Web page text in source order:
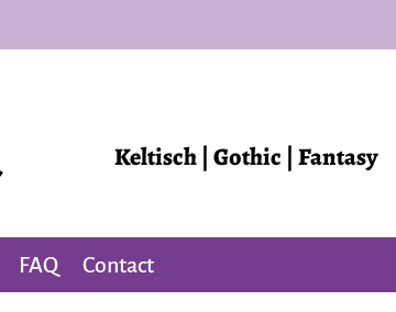
Keltisch | Gothic | Fantasy
FAQ Contact